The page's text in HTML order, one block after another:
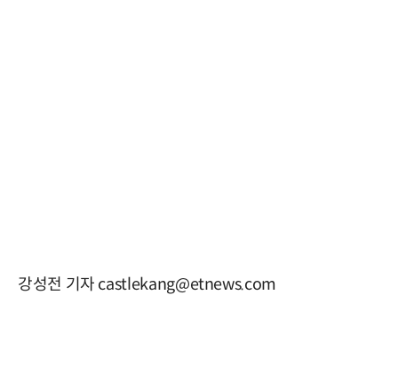
강성전 기자 castlekang@etnews.com